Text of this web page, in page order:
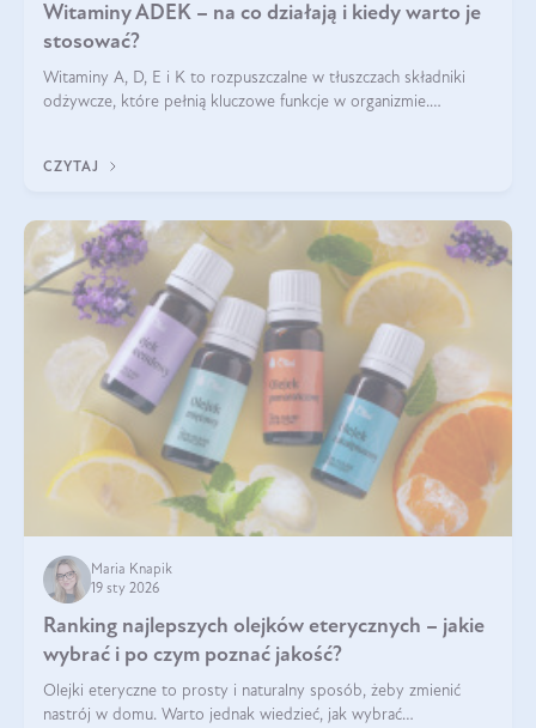
Witaminy ADEK – na co działają i kiedy warto je
stosować?
Witaminy A, D, E i K to rozpuszczalne w tłuszczach składniki
odżywcze, które pełnią kluczowe funkcje w organizmie.
CZYTAJ
Maria Knapik
19 sty 2026
Ranking najlepszych olejków eterycznych – jakie
wybrać i po czym poznać jakość?
Olejki eteryczne to prosty i naturalny sposób, żeby zmienić
nastrój w domu. Warto jednak wiedzieć, jak wybrać